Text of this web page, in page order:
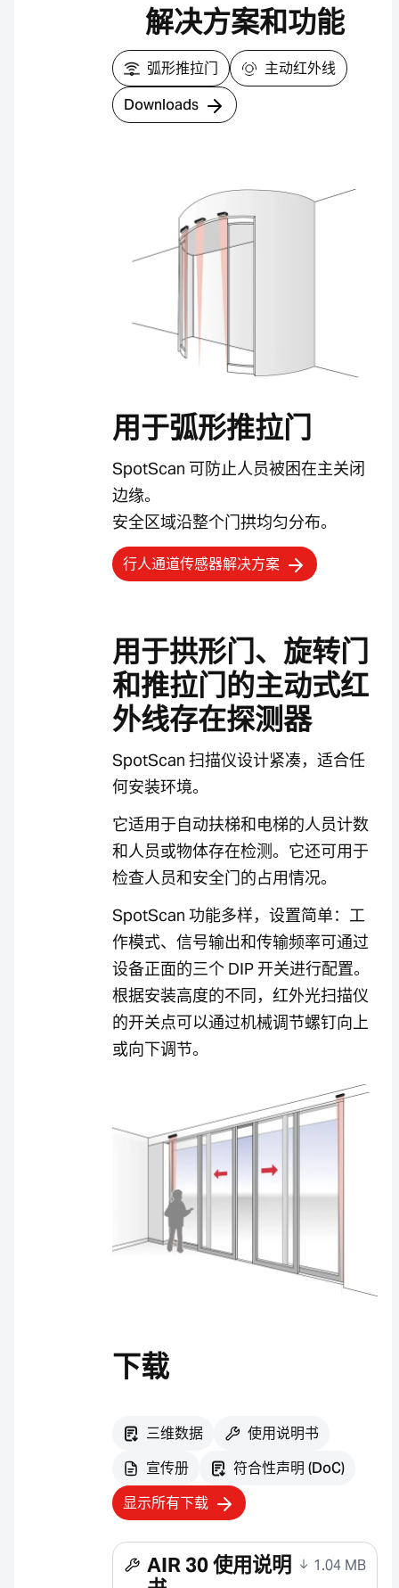
解决方案和功能
弧形推拉门
主动红外线
Downloads
用于弧形推拉门
SpotScan 可防止人员被困在主关闭
边缘。
安全区域沿整个门拱均匀分布。
行人通道传感器解决方案
用于拱形门、旋转门
和推拉门的主动式红
外线存在探测器
SpotScan 扫描仪设计紧凑，适合任
何安装环境。
它适用于自动扶梯和电梯的人员计数
和人员或物体存在检测。它还可用于
检查人员和安全门的占用情况。
SpotScan 功能多样，设置简单：工
作模式、信号输出和传输频率可通过
设备正面的三个 DIP 开关进行配置。
根据安装高度的不同，红外光扫描仪
的开关点可以通过机械调节螺钉向上
或向下调节。
下载
三维数据
使用说明书
宣传册
符合性声明 (DoC)
显示所有下载
AIR 30 使用说明
1.04 MB